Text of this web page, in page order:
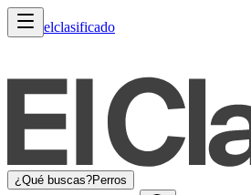
elclasificado
¿Qué buscas?Perros